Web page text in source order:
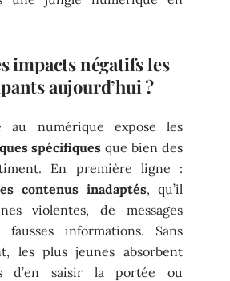
impacts négatifs les
aujourd’hui ?
au numérique expose les
spécifiques que bien des
En première ligne :
contenus inadaptés, qu’il
violentes, de messages
informations. Sans
les plus jeunes absorbent
d’en saisir la portée ou